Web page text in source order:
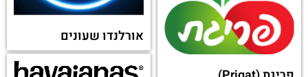
אורלנדו שעונים